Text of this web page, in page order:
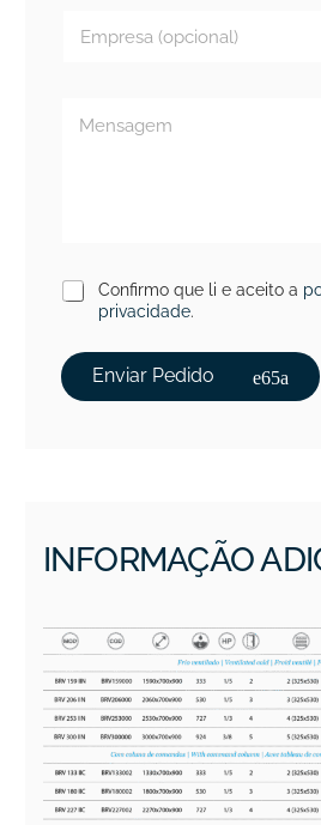
Confirmo que li e aceito a
privacidade.
Enviar Pedido
INFORMAÇÃO